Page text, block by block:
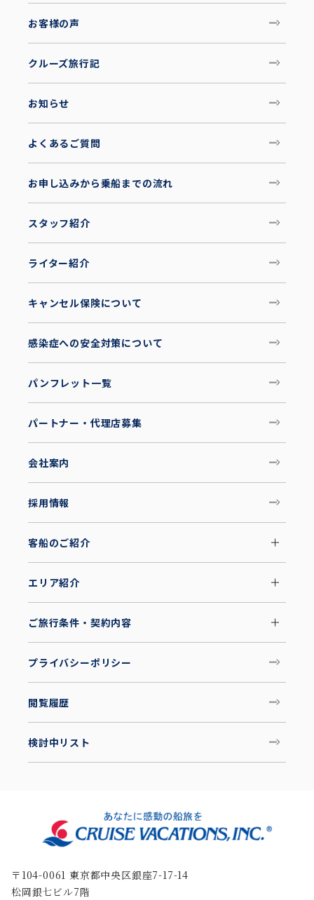
お客様の声
クルーズ旅行記
お知らせ
よくあるご質問
お申し込みから乗船までの流れ
スタッフ紹介
ライター紹介
キャンセル保険について
感染症への安全対策について
パンフレット一覧
パートナー・代理店募集
会社案内
採用情報
客船のご紹介
エリア紹介
ご旅行条件・契約内容
プライバシーポリシー
閲覧履歴
検討中リスト
〒104-0061 東京都中央区銀座7-17-14
松岡銀七ビル7階